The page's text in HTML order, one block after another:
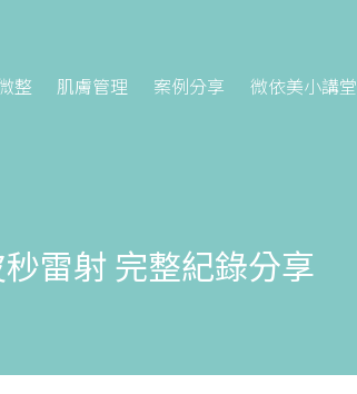
整 肌膚管理 案例分享 微依美小講堂
秒雷射 完整紀錄分享